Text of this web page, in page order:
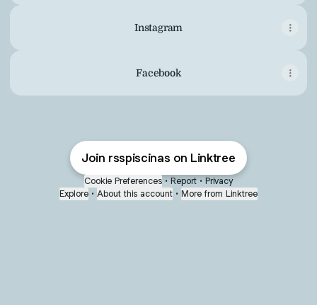
Instagram
Facebook
Join rsspiscinas on Linktree
Cookie Preferences • Report • Privacy
Explore • About this account • More from Linktree